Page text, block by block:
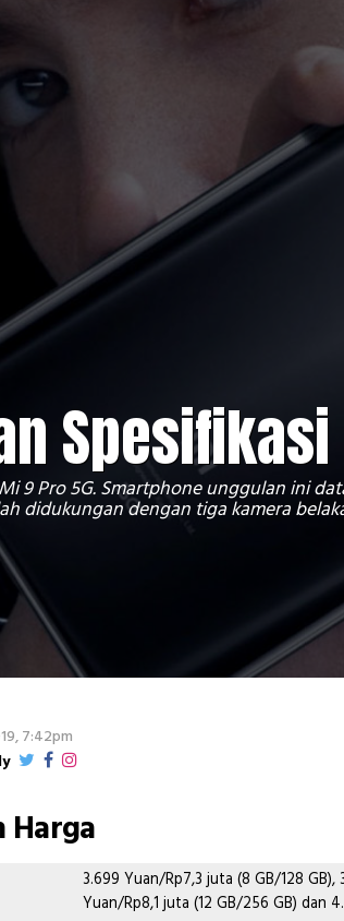
9 Pro 5G. Smartphone unggulan ini
didukungan dengan tiga kamera
7:42pm
Harga
3.699 Yuan/Rp7,3 juta (8 GB/128
Yuan/Rp8,1 juta (12 GB/256 GB) dan